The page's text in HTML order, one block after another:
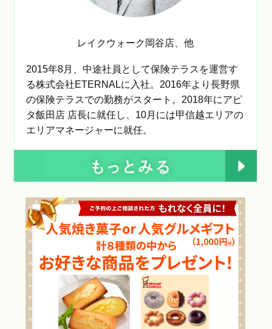
レイクウォーク岡谷店 、他
2015年8月、中途社員として保険テラスを運営す
る株式会社ETERNALに入社。2016年より長野県
の保険テラスでの勤務がスタート。2018年にアピ
タ飯田店 店長に就任し、10月には甲信越エリアの
エリアマネージャーに就任。